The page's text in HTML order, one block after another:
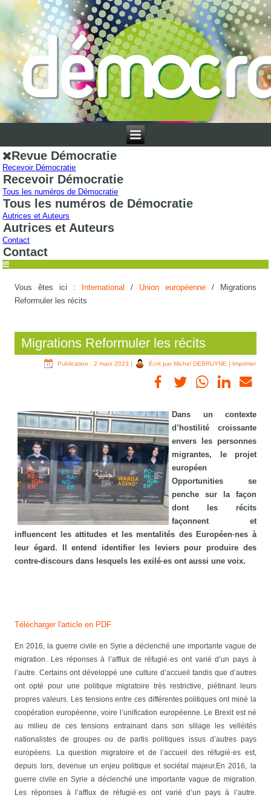
Revue Démocratie
Recevoir Démocratie
Recevoir Démocratie
Tous les numéros de Démocratie
Tous les numéros de Démocratie
Autrices et Auteurs
Autrices et Auteurs
Contact
Contact
Vous êtes ici : International / Union européenne/
Migrations
Reformuler les récits
Migrations Reformuler les récits
Publication : 2 mars 2023 | Écrit par Michel DEBRUYNE | Imprimer
Dans un contexte
d’hostilité croissante
envers les personnes
migrantes, le projet
européen
Opportunities se
penche sur la façon
dont les récits
façonnent et
influencent les attitudes et les mentalités des Européen·nes à
leur égard. Il entend identifier les leviers pour produire des
contre-discours dans lesquels les exilé·es ont aussi une voix.
Télécharger l'article en PDF
En 2016, la guerre civile en Syrie a déclenché une importante vague de
migration. Les réponses à l’afflux de réfugié·es ont varié d’un pays à
l’autre. Certains ont développé une culture d’accueil tandis que d’autres
ont opté pour une politique migratoire très restrictive, piétinant leurs
propres valeurs. Les tensions entre ces différentes politiques ont miné la
coopération européenne, voire l’unification européenne. Le Brexit est né
au milieu de ces tensions entrainant dans son sillage les velléités
nationalistes de groupes ou de partis politiques issus d’autres pays
européens. La question migratoire et de l’accueil des réfugié·es est,
depuis lors, devenue un enjeu politique et sociétal majeur.En 2016, la
guerre civile en Syrie a déclenché une importante vague de migration.
Les réponses à l’afflux de réfugié·es ont varié d’un pays à l’autre.